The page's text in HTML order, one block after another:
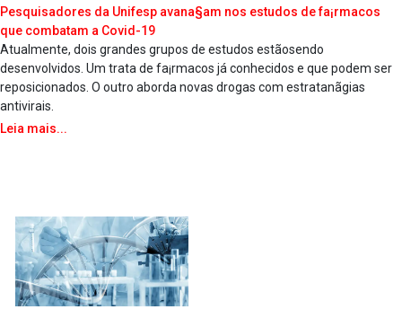
Pesquisadores da Unifesp avana§am nos estudos de fa¡rmacos
que combatam a Covid-19
Atualmente, dois grandes grupos de estudos estãosendo
desenvolvidos. Um trata de fa¡rmacos já conhecidos e que podem ser
reposicionados. O outro aborda novas drogas com estratanãgias
antivirais.
Leia mais...